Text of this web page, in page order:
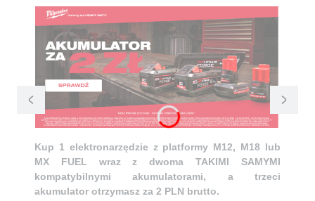
Kup 1 elektronarzędzie z platformy M12, M18 lub
MX FUEL wraz z dwoma TAKIMI SAMYMI
kompatybilnymi akumulatorami, a trzeci
akumulator otrzymasz za 2 PLN brutto.